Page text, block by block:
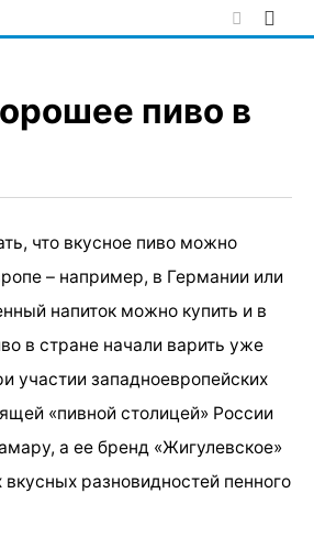
пиво в
что вкусное пиво можно
– например, в Германии или
напиток можно купить и в
в стране начали варить уже
участии западноевропейских
«пивной столицей» России
а ее бренд «Жигулевское»
разновидностей пенного